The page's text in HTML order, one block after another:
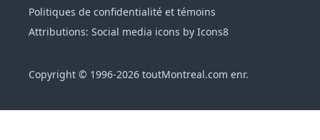
Politiques de confidentialité et témoins
Attributions: Social media icons by Icons8
Copyright © 1996-2026 toutMontreal.com enr.